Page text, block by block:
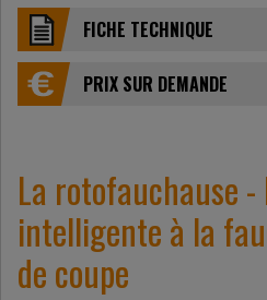
FICHE TECHNIQUE
PRIX ​​SUR DEMANDE
La rotofauchause
intelligente à la
de coupe